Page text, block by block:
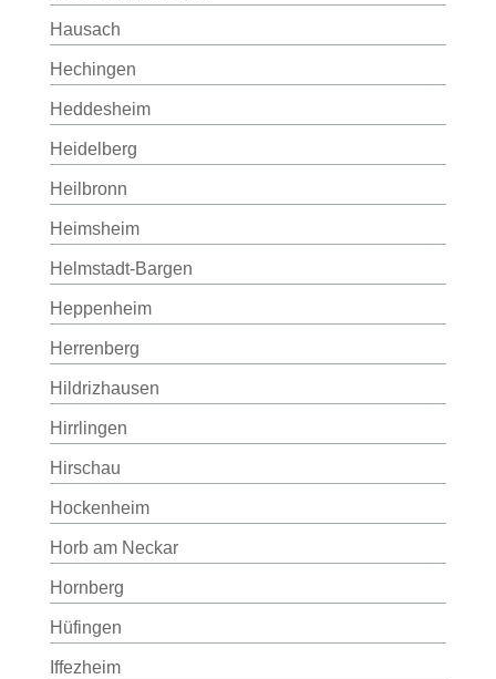
Hausach
Hechingen
Heddesheim
Heidelberg
Heilbronn
Heimsheim
Helmstadt-Bargen
Heppenheim
Herrenberg
Hildrizhausen
Hirrlingen
Hirschau
Hockenheim
Horb am Neckar
Hornberg
Hüfingen
Iffezheim